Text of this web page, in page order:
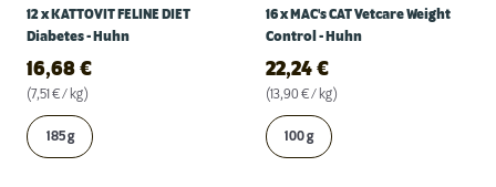
12 x KATTOVIT FELINE DIET
Diabetes - Huhn
16,68 €
(7,51 € / kg)
185 g
16 x MAC's CAT Vetcare Weight
Control - Huhn
22,24 €
(13,90 € / kg)
100 g